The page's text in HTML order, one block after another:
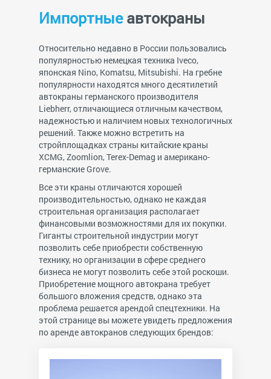
Импортныеавтокраны
Относительно недавно в России пользовались
популярностью немецкая техника Iveco,
японская Nino, Komatsu, Mitsubishi. На гребне
популярности находятся много десятилетий
автокраны германского производителя
Liebherr, отличающиеся отличным качеством,
надежностью и наличием новых технологичных
решений. Также можно встретить на
стройплощадках страны китайские краны
XCMG, Zoomlion, Terex-Demag и американо-
германские Grove.
Все эти краны отличаются хорошей
производительностью, однако не каждая
строительная организация располагает
финансовыми возможностями для их покупки.
Гиганты строительной индустрии могут
позволить себе приобрести собственную
технику, но организации в сфере среднего
бизнеса не могут позволить себе этой роскоши.
Приобретение мощного автокрана требует
большого вложения средств, однако эта
проблема решается арендой спецтехники. На
этой странице вы можете увидеть предложения
по аренде автокранов следующих брендов: